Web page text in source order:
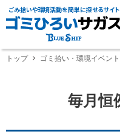
ごみ拾いや環境活動を簡単に探せるサイト
トップ ゴミ拾い・環境イベン
毎月恒